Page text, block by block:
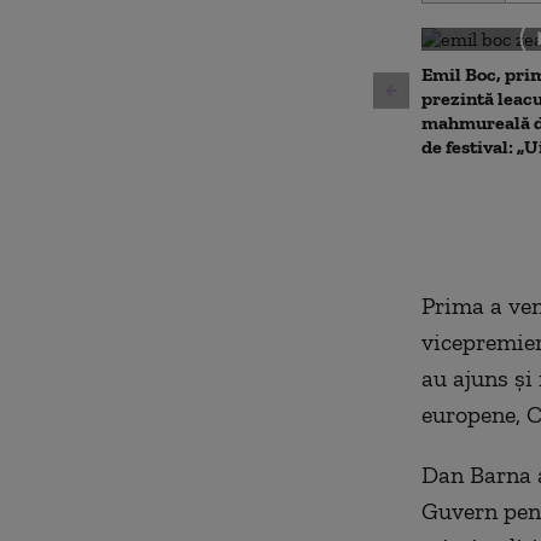
0
seconds
90%
Emil Boc,
prezintă
mahmureală
de festival:
Prima a
au ajuns
europene,
Dan
Guvern